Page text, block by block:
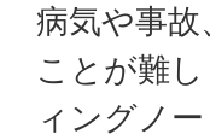
病気や事
ことが難
ィングノ